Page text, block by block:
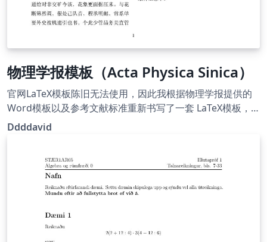
物理学报模板（Acta Physica Sinica）
官网LaTeX模板陈旧无法使用，因此我根据物理学报提供的
Word模板以及参考文献标准重新书写了一套 LaTeX模板，
可以在TeXLive 2021 及更新版本正常使用。 注意需要用
he/LaTexTemplate_ActaPhysicaSinica
Ddddavid